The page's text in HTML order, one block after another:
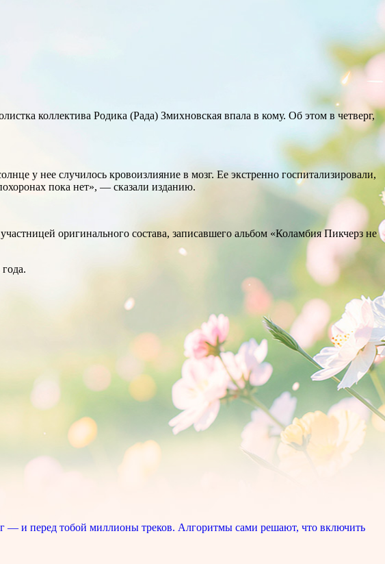
коллектива Родика (Рада) Змихновская впала в кому. Об этом в четверг,
у нее случилось кровоизлияние в мозг. Ее экстренно госпитализировали,
пока нет», — сказали изданию.
оригинального состава, записавшего альбом «Коламбия Пикчерз не
— и перед тобой миллионы треков. Алгоритмы сами решают, что включить